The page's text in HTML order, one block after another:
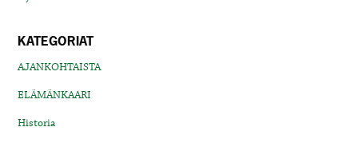
KATEGORIAT
AJANKOHTAISTA
ELÄMÄNKAARI
Historia